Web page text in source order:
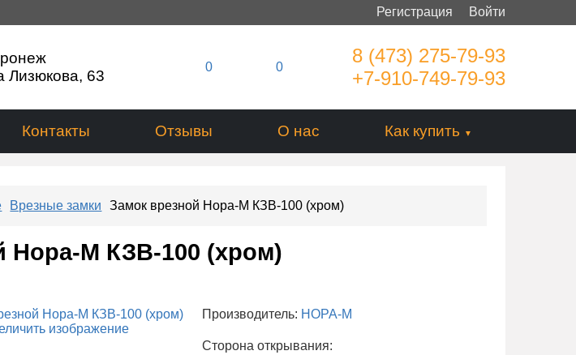
Войти
Регистрация
Лизюкова, 63
0 0
8 (473) 275-79-93
+7-910-749-79-93
Контакты Отзывы О нас Как купить
Врезные замки Замок врезной Нора-М КЗВ-100 (хром)
Нора-М КЗВ-100 (хром)
изображение
Производитель: НОРА-М
Сторона открывания: